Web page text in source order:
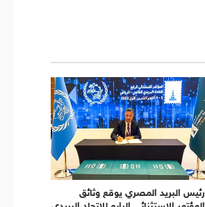
رئيس البريد المصري يوقع وثائق